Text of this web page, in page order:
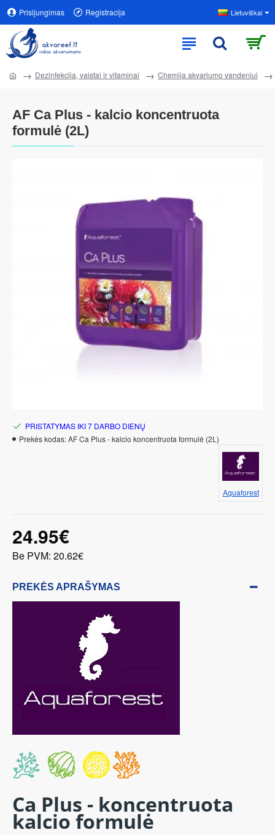
Prisijungimas Registracija Lietuviškai
Dezinfekcija, vaistai ir vitaminai Chemija akvariumo vandeniui
AF Ca Plus - kalcio koncentruota
formulė (2L)
24.95€
Be PVM: 20.62€
PRISTATYMAS IKI 7 DARBO DIENŲ
Prekės kodas:AF Ca Plus - kalcio koncentruota formulė (2L)
Aquaforest
PREKĖS APRAŠYMAS
Ca Plus - koncentruota
kalcio formulė